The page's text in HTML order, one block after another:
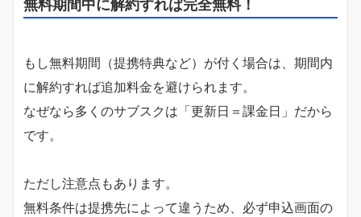
無料期間中に解約すれば完全無料！
もし無料期間（提携特典など）が付く場合は、期間内
に解約すれば追加料金を避けられます。
なぜなら多くのサブスクは「更新日＝課金日」だから
です。
ただし注意点もあります。
無料条件は提携先によって違うため、必ず申込画面の